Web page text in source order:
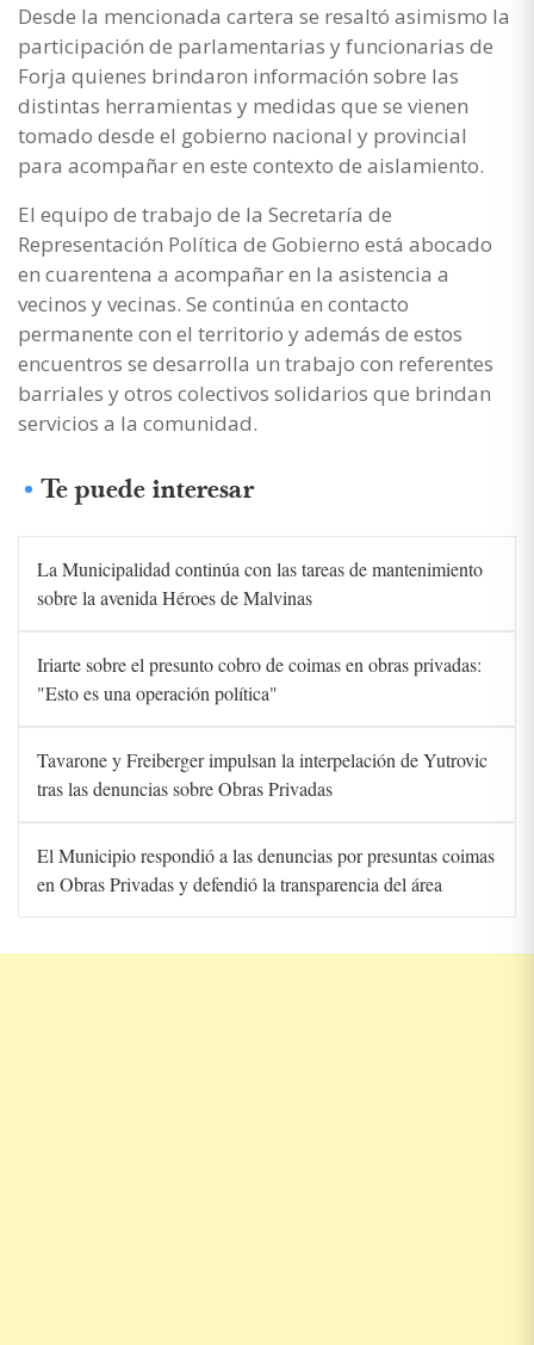
Desde la mencionada cartera se resaltó asimismo la
participación de parlamentarias y funcionarias de
Forja quienes brindaron información sobre las
distintas herramientas y medidas que se vienen
tomado desde el gobierno nacional y provincial
para acompañar en este contexto de aislamiento.
El equipo de trabajo de la Secretaría de
Representación Política de Gobierno está abocado
en cuarentena a acompañar en la asistencia a
vecinos y vecinas. Se continúa en contacto
permanente con el territorio y además de estos
encuentros se desarrolla un trabajo con referentes
barriales y otros colectivos solidarios que brindan
servicios a la comunidad.
Te puede interesar
La Municipalidad continúa con las tareas de mantenimiento
sobre la avenida Héroes de Malvinas
Iriarte sobre el presunto cobro de coimas en obras privadas:
"Esto es una operación política"
Tavarone y Freiberger impulsan la interpelación de Yutrovic
tras las denuncias sobre Obras Privadas
El Municipio respondió a las denuncias por presuntas coimas
en Obras Privadas y defendió la transparencia del área